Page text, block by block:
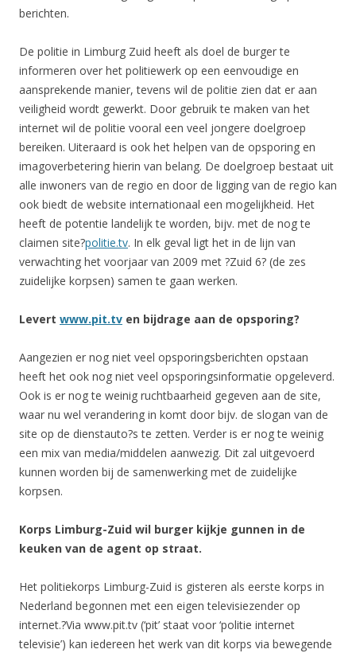
berichten.
De politie in Limburg Zuid heeft als doel de burger te
informeren over het politiewerk op een eenvoudige en
aansprekende manier, tevens wil de politie zien dat er aan
veiligheid wordt gewerkt. Door gebruik te maken van het
internet wil de politie vooral een veel jongere doelgroep
bereiken. Uiteraard is ook het helpen van de opsporing en
imagoverbetering hierin van belang. De doelgroep bestaat uit
alle inwoners van de regio en door de ligging van de regio kan
ook biedt de website internationaal een mogelijkheid. Het
heeft de potentie landelijk te worden, bijv. met de nog te
claimen site?politie.tv. In elk geval ligt het in de lijn van
verwachting het voorjaar van 2009 met ?Zuid 6? (de zes
zuidelijke korpsen) samen te gaan werken.
Levert www.pit.tv en bijdrage aan de opsporing?
Aangezien er nog niet veel opsporingsberichten opstaan
heeft het ook nog niet veel opsporingsinformatie opgeleverd.
Ook is er nog te weinig ruchtbaarheid gegeven aan de site,
waar nu wel verandering in komt door bijv. de slogan van de
site op de dienstauto?s te zetten. Verder is er nog te weinig
een mix van media/middelen aanwezig. Dit zal uitgevoerd
kunnen worden bij de samenwerking met de zuidelijke
korpsen.
Korps Limburg-Zuid wil burger kijkje gunnen in de
keuken van de agent op straat.
Het politiekorps Limburg-Zuid is gisteren als eerste korps in
Nederland begonnen met een eigen televisiezender op
internet.?Via www.pit.tv (‘pit’ staat voor ‘politie internet
televisie’) kan iedereen het werk van dit korps via bewegende